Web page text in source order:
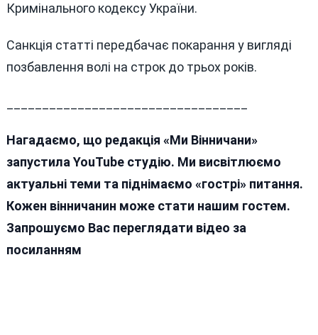
Кримінального кодексу України.
Санкція статті передбачає покарання у вигляді
позбавлення волі на строк до трьох років.
Нагадаємо, що редакція «Ми Вінничани»
запустила YouTube студію. Ми висвітлюємо
актуальні теми та піднімаємо «гострі» питання.
Кожен вінничанин може стати нашим гостем.
Запрошуємо Вас переглядати відео за
посиланням